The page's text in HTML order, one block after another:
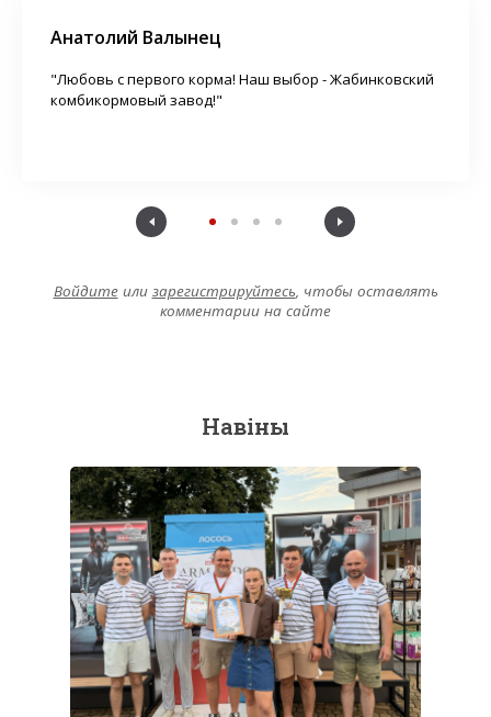
Анатолий Валынец
"Любовь с первого корма! Наш выбор - Жабинковский
комбикормовый завод!"
Войдитеили зарегистрируйтесь, чтобы оставлять
комментарии на сайте
Навіны